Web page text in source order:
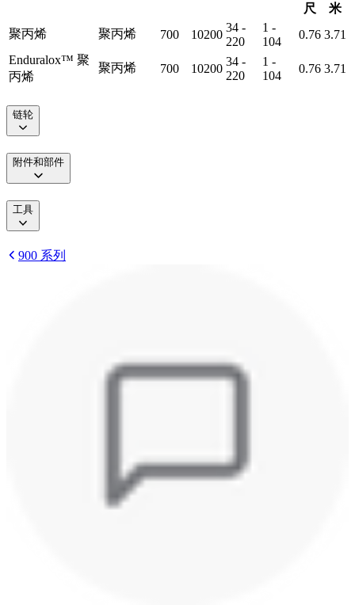
尺
米
聚丙烯
聚丙烯 700 10200
34 -
220
1 -
104
0.76 3.71
Enduralox™ 聚
丙烯
聚丙烯 700 10200
34 -
220
1 -
104
0.76 3.71
链轮
附件和部件
工具
900 系列